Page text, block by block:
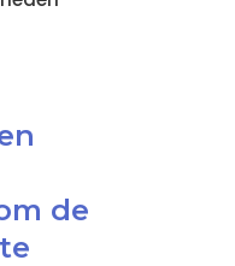
de